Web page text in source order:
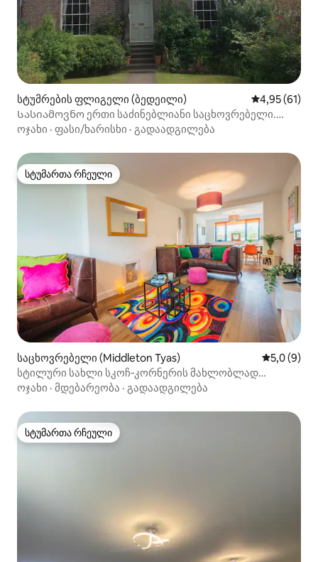
სტუმრების ფლიგელი (ბედეილი) საშუალო
4,95 (61)
Სასიამოვნო ერთი საძინებლიანი საცხოვრებელი.
საწოლი
ოჯახი · ფასი/ხარისხი · გადაადგილება
სტუმართა რჩეული
სტუმართა რჩეული
საცხოვრებელი (Middleton Tyas) საშუალო
5,0 (9)
სტილური სახლი სკოჩ‑კორნერის მახლობლად
სამუშაოსთვის და დასვენებისთვის
ოჯახი · მდებარეობა · გადაადგილება
სტუმართა რჩეული
სტუმართა რჩეული